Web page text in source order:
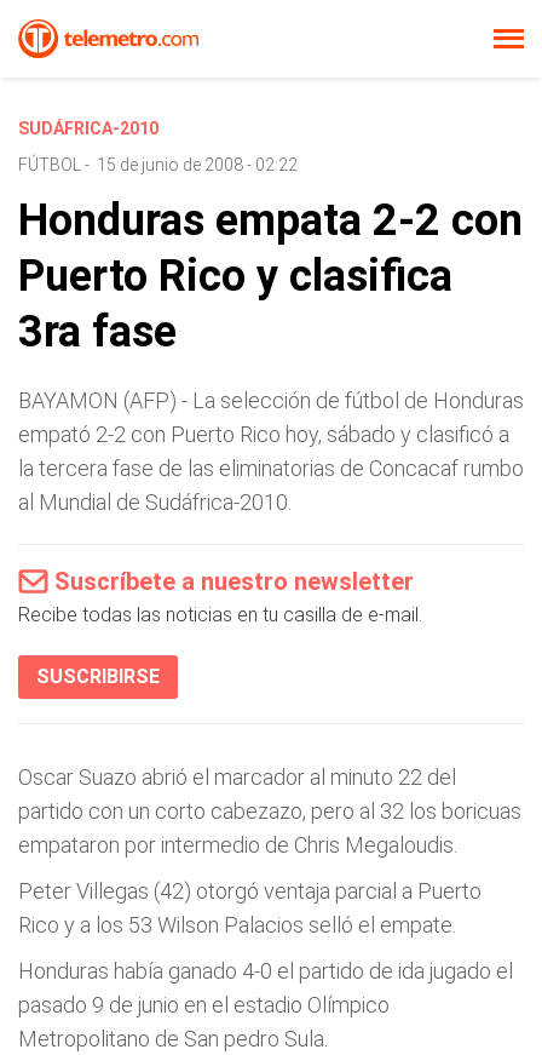
SUDÁFRICA-2010
FÚTBOL
- 15 de junio de 2008 - 02:22
Honduras empata 2-2 con
Puerto Rico y clasifica
3ra fase
BAYAMON (AFP) - La selección de fútbol de Honduras
empató 2-2 con Puerto Rico hoy, sábado y clasificó a
la tercera fase de las eliminatorias de Concacaf rumbo
al Mundial de Sudáfrica-2010.
Suscríbete a nuestro newsletter
Recibe todas las noticias en tu casilla de e-mail.
SUSCRIBIRSE
Oscar Suazo abrió el marcador al minuto 22 del
partido con un corto cabezazo, pero al 32 los boricuas
empataron por intermedio de Chris Megaloudis.
Peter Villegas (42) otorgó ventaja parcial a Puerto
Rico y a los 53 Wilson Palacios selló el empate.
Honduras había ganado 4-0 el partido de ida jugado el
pasado 9 de junio en el estadio Olímpico
Metropolitano de San pedro Sula.